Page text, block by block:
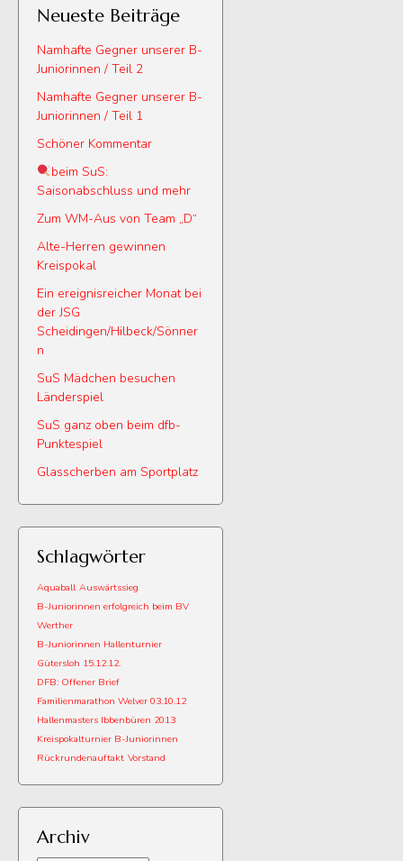
Neueste Beiträge
Namhafte Gegner unserer B-
Juniorinnen / Teil 2
Namhafte Gegner unserer B-
Juniorinnen / Teil 1
Schöner Kommentar
beim SuS:
Saisonabschluss und mehr
Zum WM-Aus von Team „D“
Alte-Herren gewinnen
Kreispokal
Ein ereignisreicher Monat bei
der JSG
Scheidingen/Hilbeck/Sönner
n
SuS Mädchen besuchen
Länderspiel
SuS ganz oben beim dfb-
Punktespiel
Glasscherben am Sportplatz
Schlagwörter
Aquaball Auswärtssieg
B-Juniorinnen erfolgreich beim BV
Werther
B-Juniorinnen Hallenturnier
Gütersloh 15.12.12.
DFB: Offener Brief
Familienmarathon Welver 03.10.12
Hallenmasters Ibbenbüren 2013
Kreispokalturnier B-Juniorinnen
Rückrundenauftakt Vorstand
Archiv